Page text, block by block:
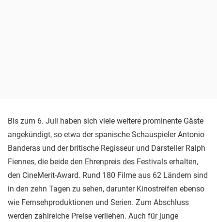
Bis zum 6. Juli haben sich viele weitere prominente Gäste
angekündigt, so etwa der spanische Schauspieler Antonio
Banderas und der britische Regisseur und Darsteller Ralph
Fiennes, die beide den Ehrenpreis des Festivals erhalten,
den CineMerit-Award. Rund 180 Filme aus 62 Ländern sind
in den zehn Tagen zu sehen, darunter Kinostreifen ebenso
wie Fernsehproduktionen und Serien. Zum Abschluss
werden zahlreiche Preise verliehen. Auch für junge